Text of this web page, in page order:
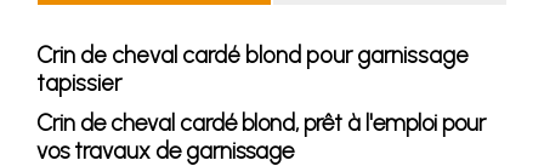
Crin de cheval cardé blond pour garnissage
tapissier
Crin de cheval cardé blond, prêt à l'emploi pour
vos travaux de garnissage